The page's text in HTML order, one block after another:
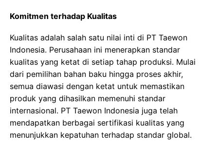
Komitmen terhadap Kualitas
Kualitas adalah salah satu nilai inti di PT Taewon
Indonesia. Perusahaan ini menerapkan standar
kualitas yang ketat di setiap tahap produksi. Mulai
dari pemilihan bahan baku hingga proses akhir,
semua diawasi dengan ketat untuk memastikan
produk yang dihasilkan memenuhi standar
internasional. PT Taewon Indonesia juga telah
mendapatkan berbagai sertifikasi kualitas yang
menunjukkan kepatuhan terhadap standar global.